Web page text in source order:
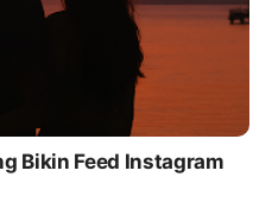
Bikin Feed Instagram